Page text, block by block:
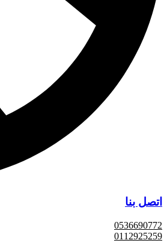
اتصل بنا
0536690772
0112925259